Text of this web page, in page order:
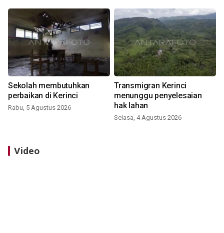
Sekolah membutuhkan
perbaikan di Kerinci
Rabu, 5 Agustus 2026
Transmigran Kerinci
menunggu penyelesaian
hak lahan
Selasa, 4 Agustus 2026
Video